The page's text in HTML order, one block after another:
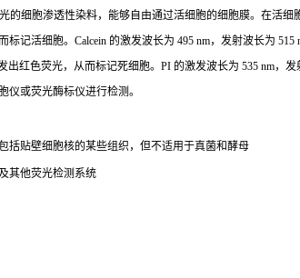
的细胞渗透性染料，能够自由通过活细胞的细胞膜。在活
标记活细胞。Calcein 的激发波长为 495 nm，发射波长为
红色荧光，从而标记死细胞。PI 的激发波长为 535 nm，
仪或荧光酶标仪进行检测。
括贴壁细胞核的某些组织，但不适用于真菌和酵母
其他荧光检测系统